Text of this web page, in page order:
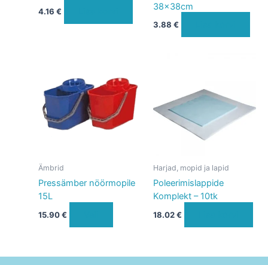
4.16 €
38x38cm
3.88 €
Ämbrid
Pressämber nöörmopile
15L
15.90€
on
mitu
varianti.
Valikuid
Harjad, mopid ja lapid
Poleerimislappide
Komplekt – 10tk
18.02€